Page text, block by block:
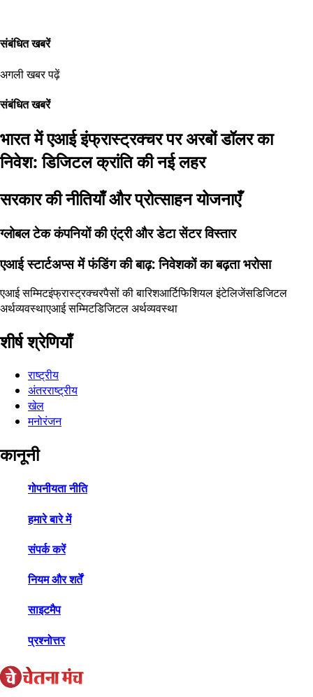
संबंधित खबरें
अगली खबर पढ़ें
संबंधित खबरें
भारत में एआई इंफ्रास्ट्रक्चर पर अरबों डॉलर का
निवेश: डिजिटल क्रांति की नई लहर
सरकार की नीतियाँ और प्रोत्साहन योजनाएँ
ग्लोबल टेक कंपनियों की एंट्री और डेटा सेंटर विस्तार
एआई स्टार्टअप्स में फंडिंग की बाढ़: निवेशकों का बढ़ता भरोसा
एआई सम्मिटइंफ्रास्ट्रक्चरपैसों की बारिशआर्टिफिशियल इंटेलिजेंसडिजिटल
अर्थव्यवस्थाएआई सम्मिटडिजिटल अर्थव्यवस्था
शीर्ष श्रेणियाँ
राष्ट्रीय
अंतरराष्ट्रीय
खेल
मनोरंजन
कानूनी
गोपनीयता नीति
हमारे बारे में
संपर्क करें
नियम और शर्तें
साइटमैप
प्रश्नोत्तर